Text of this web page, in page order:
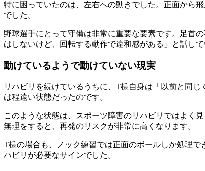
特に困っていたのは、左右への動きでした。正面から
でした。
野球選手にとって守備は非常に重要な要素です。足首
はしないけど、回転する動作で違和感がある」と話して
動けているようで動けていない現実
リハビリを続けているうちに、T様自身は「以前と同
は程遠い状態だったのです。
このような状態は、スポーツ障害のリハビリではよく
無理をすると、再発のリスクが非常に高くなります。
T様の場合も、ノック練習では正面のボールしか処理
ハビリが必要なサインでした。